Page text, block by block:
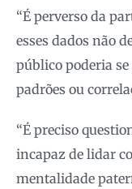
“É perverso da
esses dados não
público poderia
padrões ou
“É preciso
incapaz de lidar
mentalidade